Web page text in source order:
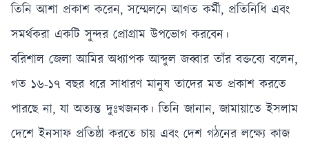
তিনি আশা প্রকাশ করেন, সম্মেলনে আগত কর্মী, প্রতিনিধি এবং
সমর্থকরা একটি সুন্দর প্রোগ্রাম উপভোগ করবেন।
বরিশাল জেলা আমির অধ্যাপক আব্দুল জব্বার তাঁর বক্তব্যে বলেন,
গত ১৬-১৭ বছর ধরে সাধারণ মানুষ তাদের মত প্রকাশ করতে
পারছে না, যা অত্যন্ত দুঃখজনক। তিনি জানান, জামায়াতে ইসলাম
দেশে ইনসাফ প্রতিষ্ঠা করতে চায় এবং দেশ গঠনের লক্ষ্যে কাজ